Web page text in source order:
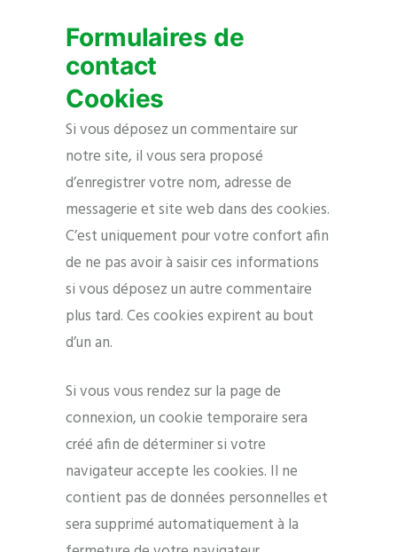
Formulaires de
contact
Cookies
Si vous déposez un commentaire sur
notre site, il vous sera proposé
d’enregistrer votre nom, adresse de
messagerie et site web dans des cookies.
C’est uniquement pour votre confort afin
de ne pas avoir à saisir ces informations
si vous déposez un autre commentaire
plus tard. Ces cookies expirent au bout
d’un an.
Si vous vous rendez sur la page de
connexion, un cookie temporaire sera
créé afin de déterminer si votre
navigateur accepte les cookies. Il ne
contient pas de données personnelles et
sera supprimé automatiquement à la